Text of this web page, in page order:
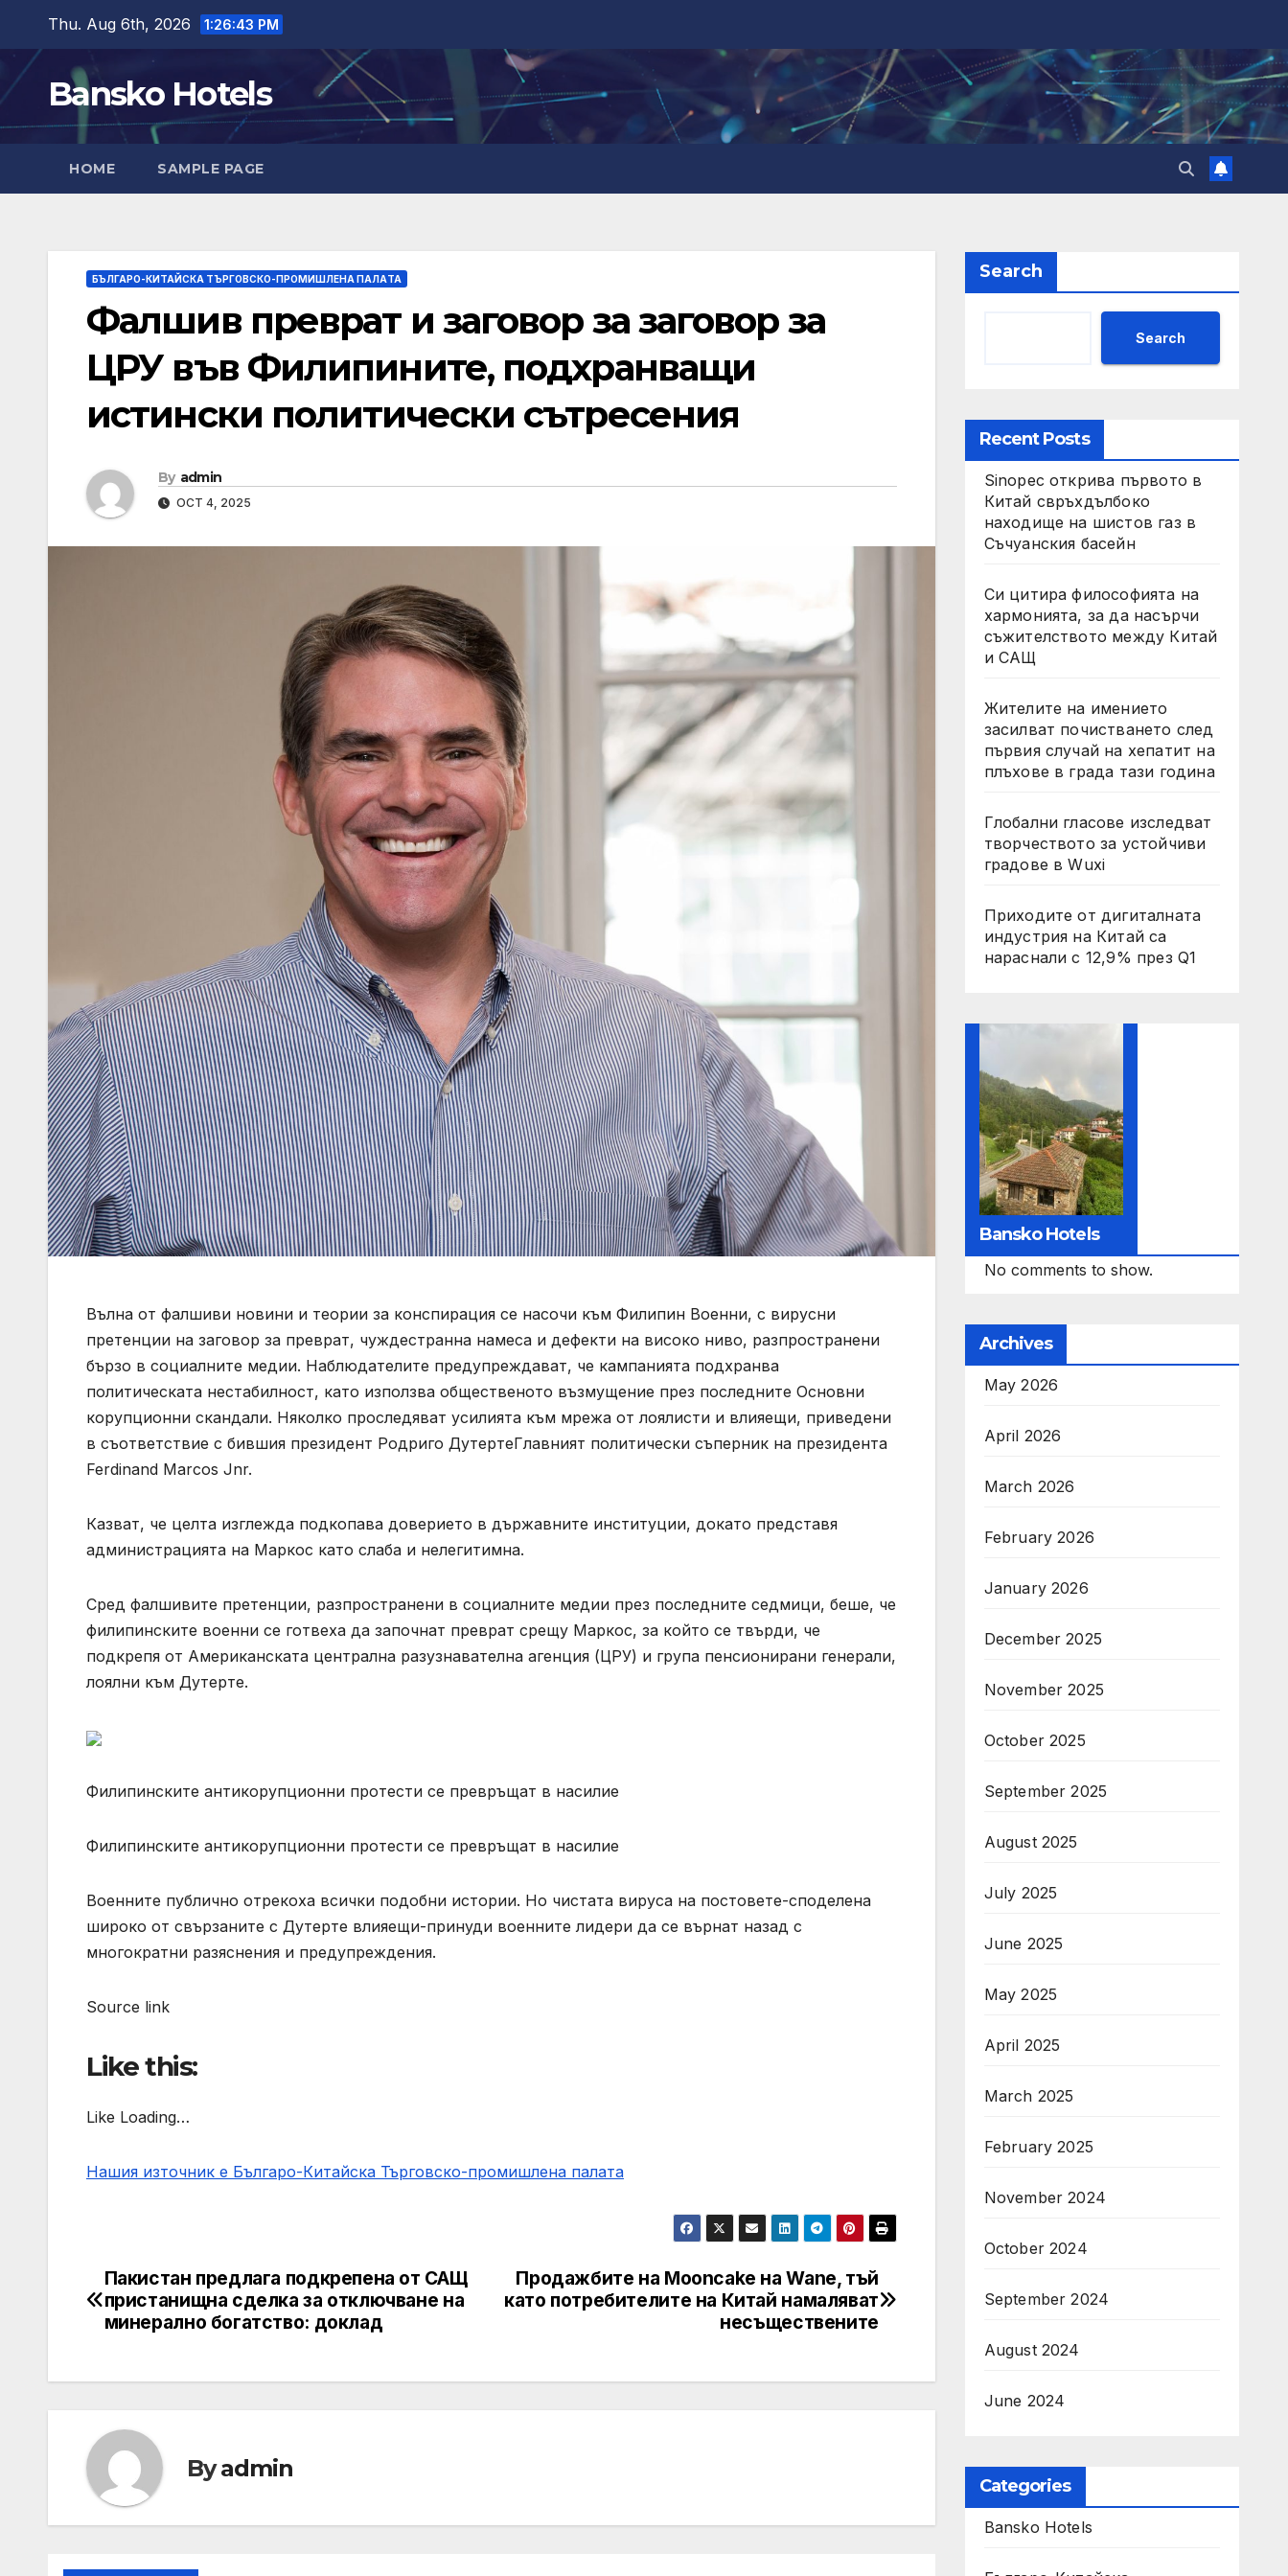
content
Thu. Aug 6th, 2026 1:26:44 PM
Bansko Hotels
HOME SAMPLE PAGE
БЪЛГАРО-КИТАЙСКА ТЪРГОВСКО-ПРОМИШЛЕНА ПАЛAТА
Фалшив преврат и заговор за заговор за
ЦРУ във Филипините, подхранващи
истински политически сътресения
By admin
OCT 4, 2025
Вълна от фалшиви новини и теории за конспирация се насочи към Филипин Военни, с вирусни
претенции на заговор за преврат, чуждестранна намеса и дефекти на високо ниво, разпространени
бързо в социалните медии. Наблюдателите предупреждават, че кампанията подхранва
политическата нестабилност, като използва общественото възмущение през последните Основни
корупционни скандали. Няколко проследяват усилията към мрежа от лоялисти и влияещи, приведени
в съответствие с бившия президент Родриго ДутертеГлавният политически съперник на президента
Ferdinand Marcos Jnr.
Казват, че целта изглежда подкопава доверието в държавните институции, докато представя
администрацията на Маркос като слаба и нелегитимна.
Сред фалшивите претенции, разпространени в социалните медии през последните седмици, беше, че
филипинските военни се готвеха да започнат преврат срещу Маркос, за който се твърди, че
подкрепя от Американската централна разузнавателна агенция (ЦРУ) и група пенсионирани генерали,
лоялни към Дутерте.
Филипинските антикорупционни протести се превръщат в насилие
Филипинските антикорупционни протести се превръщат в насилие
Военните публично отрекоха всички подобни истории. Но чистата вируса на постовете-споделена
широко от свързаните с Дутерте влияещи-принуди военните лидери да се върнат назад с
многократни разяснения и предупреждения.
Source link
Like this:
Like Loading…
Нашия източник е Българо-Китайска Търговско-промишлена палaта
Post
navigation
Продажбите на Mooncake на Wane, тъй
като потребителите на Китай намаляват
несъществените
Пакистан предлага подкрепена от САЩ
пристанищна сделка за отключване на
минерално богатство: доклад
Byadmin
Search
Search
Recent Posts
Sinopec открива първото в
Китай свръхдълбоко
находище на шистов газ в
Съчуанския басейн
Си цитира философията на
хармонията, за да насърчи
съжителството между Китай
и САЩ
Жителите на имението
засилват почистването след
първия случай на хепатит на
плъхове в града тази година
Глобални гласове изследват
творчеството за устойчиви
градове в Wuxi
Приходите от дигиталната
индустрия на Китай са
нараснали с 12,9% през Q1
Bansko Hotels
No comments to show.
Archives
May 2026
April 2026
March 2026
February 2026
January 2026
December 2025
November 2025
October 2025
September 2025
August 2025
July 2025
June 2025
May 2025
April 2025
March 2025
February 2025
November 2024
October 2024
September 2024
August 2024
June 2024
Categories
Bansko Hotels